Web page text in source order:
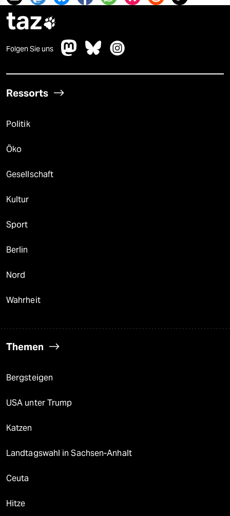
taz
Folgen Sie uns
Ressorts
Politik
Öko
Gesellschaft
Kultur
Sport
Berlin
Nord
Wahrheit
Themen
Bergsteigen
USA unter Trump
Katzen
Landtagswahl in Sachsen-Anhalt
Ceuta
Hitze